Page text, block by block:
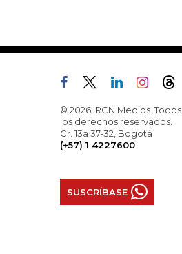
© 2026, RCN Medios. Todos
los derechos reservados.
Cr. 13a 37-32, Bogotá
(+57) 1 4227600
SUSCRÍBASE